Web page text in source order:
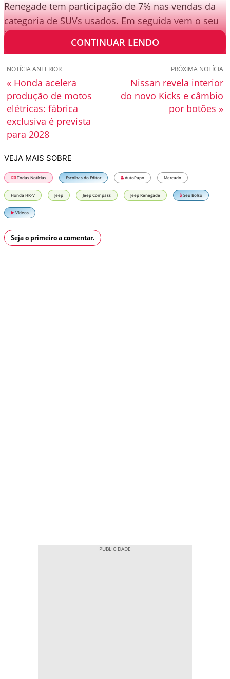
Renegade tem participação de 7% nas vendas da
categoria de SUVs usados. Em seguida vem o seu
irmão Jeep Compass, com 6% de share.
CONTINUAR LENDO
PRÓXIMA NOTÍCIA
Nissan revela interior
do novo Kicks e câmbio
por botões »
NOTÍCIA ANTERIOR
« Honda acelera
produção de motos
elétricas: fábrica
exclusiva é prevista
para 2028
VEJA MAIS SOBRE
Todas Notícias Escolhas do Editor AutoPapo Mercado
Honda HR-V Jeep Jeep Compass Jeep Renegade Seu Bolso
Vídeos
Seja o primeiro a comentar.